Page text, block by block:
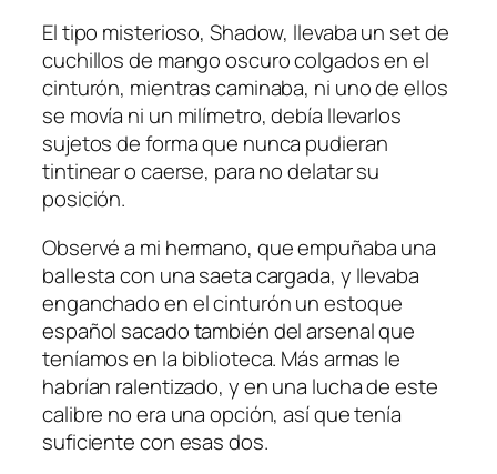
El tipo misterioso, Shadow, llevaba un set de
cuchillos de mango oscuro colgados en el
cinturón, mientras caminaba, ni uno de ellos
se movía ni un milímetro, debía llevarlos
sujetos de forma que nunca pudieran
tintinear o caerse, para no delatar su
posición.
Observé a mi hermano, que empuñaba una
ballesta con una saeta cargada, y llevaba
enganchado en el cinturón un estoque
español sacado también del arsenal que
teníamos en la biblioteca. Más armas le
habrían ralentizado, y en una lucha de este
calibre no era una opción, así que tenía
suficiente con esas dos.